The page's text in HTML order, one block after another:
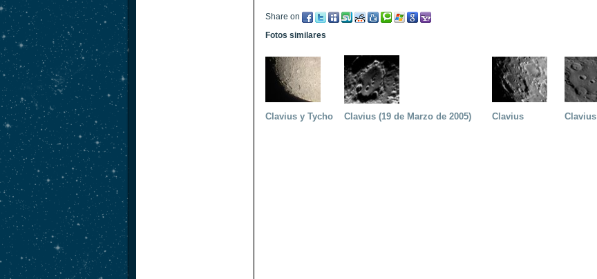
Share on
Fotos similares
Clavius y Tycho Clavius (19 de Marzo de 2005) Clavius Clavius